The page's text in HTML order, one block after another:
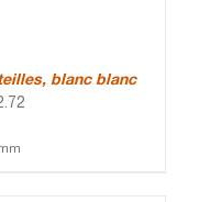
blanc blanc